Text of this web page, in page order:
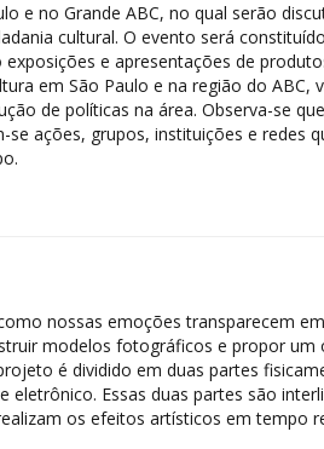
e no Grande ABC, no qual serão
cultural. O evento será
e apresentações de
em São Paulo e na região do ABC,
de políticas na área. Observa-se
ações, grupos, instituições e redes
nossas emoções transparecem
modelos fotográficos e propor
é dividido em duas partes
Essas duas partes são
os efeitos artísticos em tempo